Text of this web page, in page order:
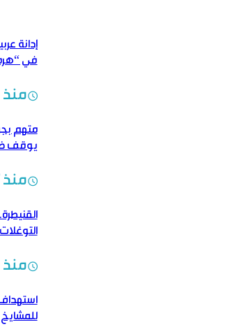
إدانة
في
منذ 12 ساعات
متهم
يوقف
منذ 17 ساعات
منذ 19 ساعات
للمشايخ